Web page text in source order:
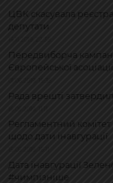
ЦВК скасувала
депутати
Передвиборча
Європейської
Рада врешті
Регламентний
щодо дати інавгурації
Дата інавгурації
#чимпізніше